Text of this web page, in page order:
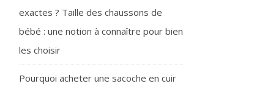
exactes ? Taille des chaussons de
bébé : une notion à connaître pour bien
les choisir
Pourquoi acheter une sacoche en cuir